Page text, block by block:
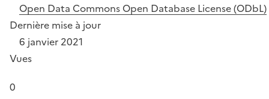
Open Data Commons Open Database License (ODbL)
Dernière mise à jour
6 janvier 2021
Vues
0